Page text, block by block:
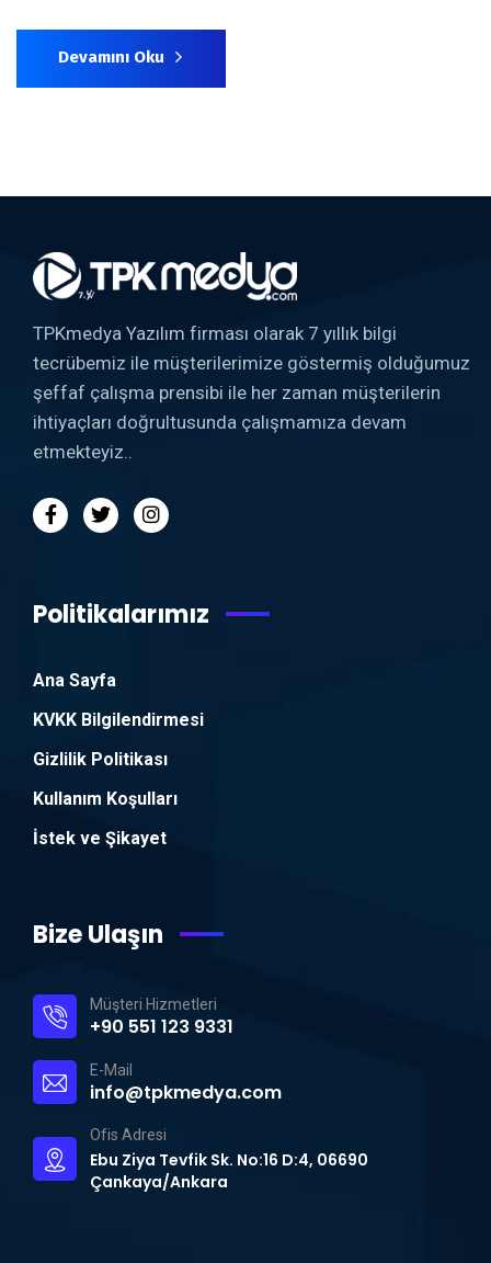
Devamını Oku
TPKmedya Yazılım firması olarak 7 yıllık bilgi
tecrübemiz ile müşterilerimize göstermiş olduğumuz
şeffaf çalışma prensibi ile her zaman müşterilerin
ihtiyaçları doğrultusunda çalışmamıza devam
etmekteyiz..
Politikalarımız
Ana Sayfa
KVKK Bilgilendirmesi
Gizlilik Politikası
Kullanım Koşulları
İstek ve Şikayet
Bize Ulaşın
Müşteri Hizmetleri
+90 551 123 9331
E-Mail
info@tpkmedya.com
Ofis Adresi
Ebu Ziya Tevfik Sk. No:16 D:4, 06690
Çankaya/Ankara